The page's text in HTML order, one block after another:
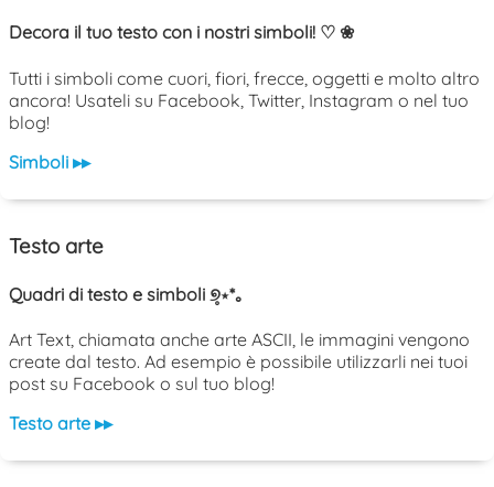
Decora il tuo testo con i nostri simboli! ♡ ❀
Tutti i simboli come cuori, fiori, frecce, oggetti e molto altro
ancora! Usateli su Facebook, Twitter, Instagram o nel tuo
blog!
Simboli ▸▸
Testo arte
Quadri di testo e simboli ୭̥⋆*｡
Art Text, chiamata anche arte ASCII, le immagini vengono
create dal testo. Ad esempio è possibile utilizzarli nei tuoi
post su Facebook o sul tuo blog!
Testo arte ▸▸